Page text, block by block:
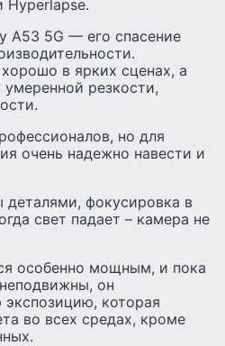
Hyperlapse.
A53 5G — его спасение
в ярких сценах, а
резкости,
но для
очень надежно навести и
фокусировка в
свет падает – камера не
особенно мощным, и пока
он
которая
во всех средах, кроме